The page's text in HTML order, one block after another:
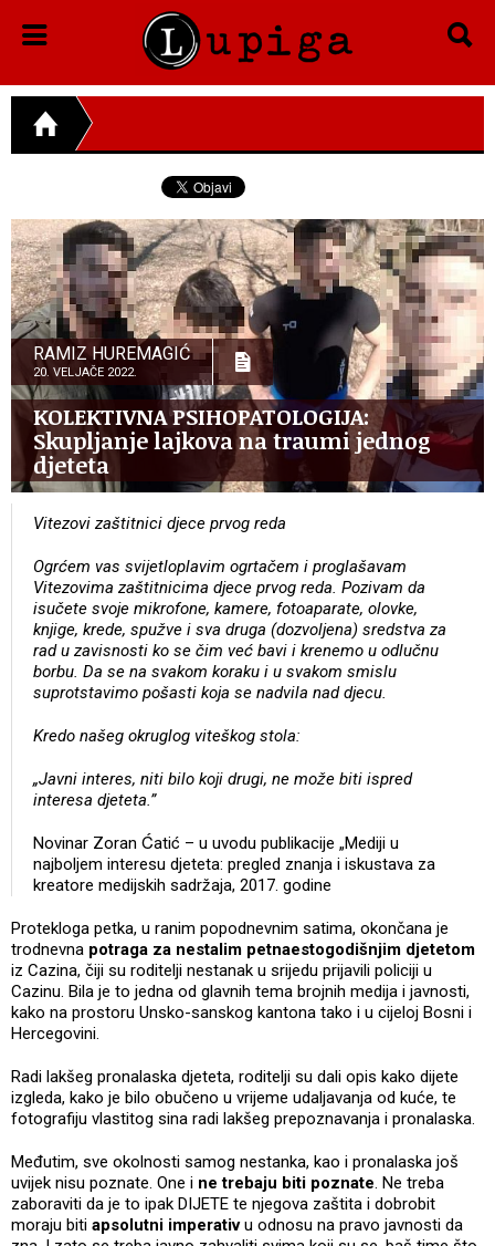
RAMIZ HUREMAGIĆ
20. VELJAČE 2022.
KOLEKTIVNA PSIHOPATOLOGIJA:
Skupljanje lajkova na traumi jednog
djeteta
Vitezovi zaštitnici djece prvog reda
Ogrćem vas svijetloplavim ogrtačem i proglašavam
Vitezovima zaštitnicima djece prvog reda. Pozivam da
isučete svoje mikrofone, kamere, fotoaparate, olovke,
knjige, krede, spužve i sva druga (dozvoljena) sredstva za
rad u zavisnosti ko se čim već bavi i krenemo u odlučnu
borbu. Da se na svakom koraku i u svakom smislu
suprotstavimo pošasti koja se nadvila nad djecu.
Kredo našeg okruglog viteškog stola:
„Javni interes, niti bilo koji drugi, ne može biti ispred
interesa djeteta.”
Novinar Zoran Ćatić – u uvodu publikacije „Mediji u
najboljem interesu djeteta: pregled znanja i iskustava za
kreatore medijskih sadržaja, 2017. godine
Protekloga petka, u ranim popodnevnim satima, okončana je
trodnevna potraga za nestalim petnaestogodišnjim djetetom
iz Cazina, čiji su roditelji nestanak u srijedu prijavili policiji u
Cazinu. Bila je to jedna od glavnih tema brojnih medija i javnosti,
kako na prostoru Unsko-sanskog kantona tako i u cijeloj Bosni i
Hercegovini.
Radi lakšeg pronalaska djeteta, roditelji su dali opis kako dijete
izgleda, kako je bilo obučeno u vrijeme udaljavanja od kuće, te
fotografiju vlastitog sina radi lakšeg prepoznavanja i pronalaska.
Međutim, sve okolnosti samog nestanka, kao i pronalaska još
uvijek nisu poznate. One i ne trebaju biti poznate. Ne treba
zaboraviti da je to ipak DIJETE te njegova zaštita i dobrobit
moraju biti apsolutni imperativu odnosu na pravo javnosti da